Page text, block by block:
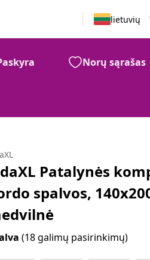
lietuvių
Norų sąrašas
Patalynės
spalvos,
(18 galimų pasirinkimų)